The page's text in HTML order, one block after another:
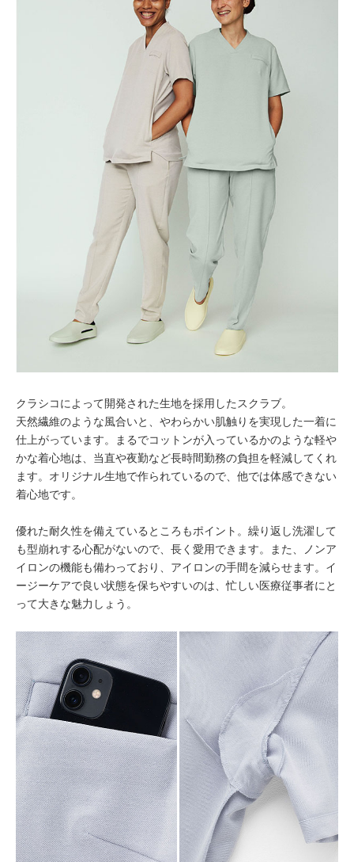
クラシコによって開発された生地を採用したスクラブ。
天然繊維のような風合いと、やわらかい肌触りを実現した一着に
仕上がっています。まるでコットンが入っているかのような軽や
かな着心地は、当直や夜勤など長時間勤務の負担を軽減してくれ
ます。オリジナル生地で作られているので、他では体感できない
着心地です。
優れた耐久性を備えているところもポイント。繰り返し洗濯して
も型崩れする心配がないので、長く愛用できます。また、ノンア
イロンの機能も備わっており、アイロンの手間を減らせます。イ
ージーケアで良い状態を保ちやすいのは、忙しい医療従事者にと
って大きな魅力しょう。